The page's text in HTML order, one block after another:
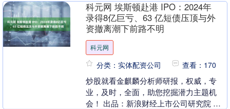
伯格在这支....
科元网 埃斯顿赴港 IPO：2024年
录得8亿巨亏、63 亿短债压顶与外
资撤离潮下前路不明
科元网
分类：实体配资公司 查看：170
炒股就看金麒麟分析师研报，权威，专
业，及时，全面，助您挖掘潜力主题机
会！ 出品：新浪财经上市公司研究院 作